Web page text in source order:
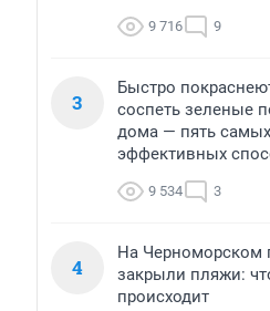
9 716 9
3
Быстро
соспеть зеленые
дома — пять самых
эффективных
9 534 3
4
На Черноморском
закрыли пляжи:
происходит